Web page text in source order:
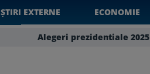
ȘTIRI EXTERNE ECONOMIE
Alegeri prezidentiale 2025